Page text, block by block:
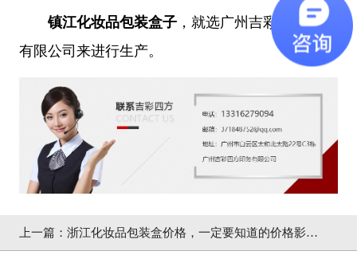
镇江化妆品包装盒子，就选广州吉彩四方印务
有限公司来进行生产。
上一篇： 浙江化妆品包装盒价格，一定要知道的价格影响